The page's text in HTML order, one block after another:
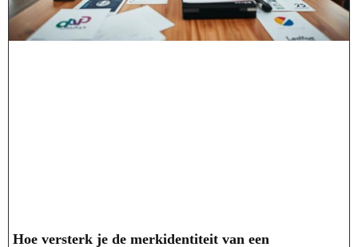
Hoe versterk je de merkidentiteit van een